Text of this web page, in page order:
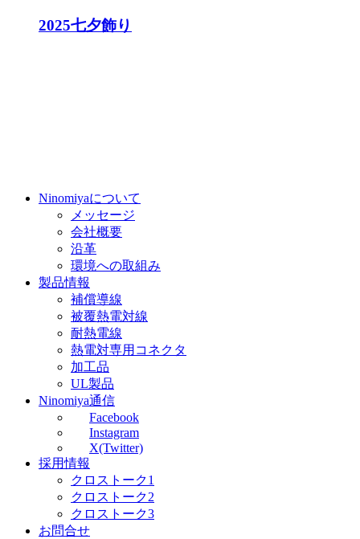
2025七夕飾り
Ninomiyaについて
メッセージ
会社概要
沿革
環境への取組み
製品情報
補償導線
被覆熱電対線
耐熱電線
熱電対専用コネクタ
加工品
UL製品
Ninomiya通信
Facebook
Instagram
X(Twitter)
採用情報
クロストーク1
クロストーク2
クロストーク3
お問合せ